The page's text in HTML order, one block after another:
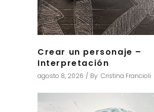
Crear un personaje –
Interpretación
agosto 8, 2026 By Cristina Francioli